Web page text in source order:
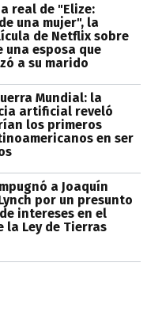
real de "Elize:
una mujer", la
de Netflix sobre
una esposa que
a su marido
Mundial: la
artificial reveló
los primeros
en ser
a Joaquín
por un presunto
intereses en el
la Ley de Tierras